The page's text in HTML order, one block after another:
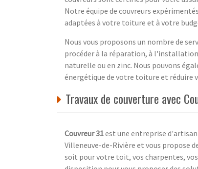
Notre équipe de couvreurs
adaptées à votre toiture et à votre
Nous vous proposons un nombre de
procéder à la réparation, à
naturelle ou en zinc. Nous pouvons
énergétique de votre toiture et réduire
Travaux de couverture avec
Couvreur 31est une entreprise
Villeneuve-de-Rivière et vous propose
soit pour votre toit, vos charpentes,